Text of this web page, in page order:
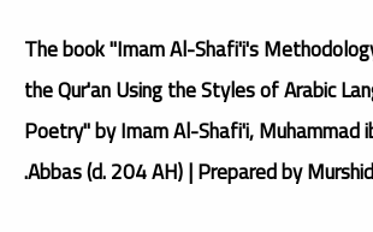
The book "Imam Al-Shafi'i's
the Qur'an Using the Styles of Arabic
Poetry" by Imam Al-Shafi'i, Muhammad
Abbas (d. 204 AH) | Prepared by